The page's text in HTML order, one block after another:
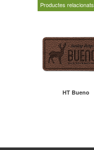
Productes relacionats
HT Bueno